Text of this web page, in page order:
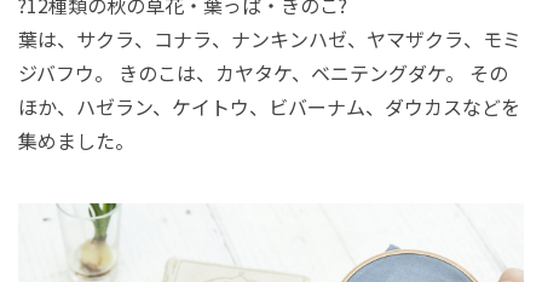
葉は、サクラ、コナラ、ナンキンハゼ、ヤマザクラ、モミ
ジバフウ。 きのこは、カヤタケ、ベニテングダケ。 その
ほか、ハゼラン、ケイトウ、ビバーナム、ダウカスなどを
集めました。